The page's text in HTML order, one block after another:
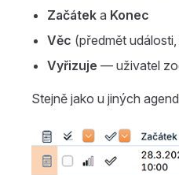
Začátek a Konec
Věc (předmět
Vyřizuje — uživatel
Stejně jako u jiných